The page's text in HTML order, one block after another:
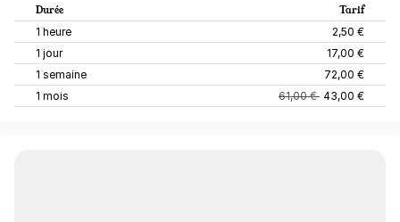
Durée Tarif
1 heure
2,50 €
1 jour
17,00 €
1 semaine
72,00 €
1 mois
61,00 € 43,00 €